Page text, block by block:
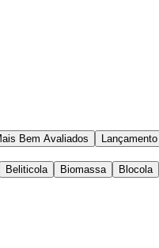
Bem Avaliados Lançamento
Beliticola Biomassa Blocola